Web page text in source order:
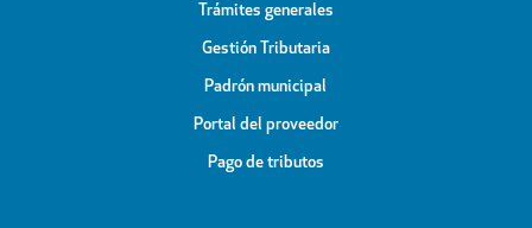
Trámites generales
Gestión Tributaria
Padrón municipal
Portal del proveedor
Pago de tributos